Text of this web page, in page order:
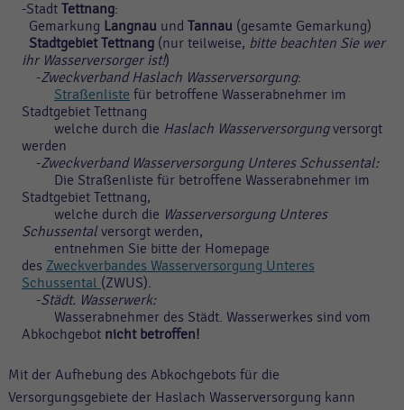
-Stadt Tettnang:
Gemarkung Langnau und Tannau (gesamte Gemarkung)
Stadtgebiet Tettnang(nur teilweise, bitte beachten Sie wer
ihr Wasserversorger ist!)
-Zweckverband Haslach Wasserversorgung:
Straßenliste für betroffene Wasserabnehmer im
Stadtgebiet Tettnang
welche durch die Haslach Wasserversorgungversorgt
werden
-Zweckverband Wasserversorgung Unteres Schussental:
Die Straßenliste für betroffene Wasserabnehmer im
Stadtgebiet Tettnang,
welche durch die Wasserversorgung Unteres
Schussental versorgt werden,
entnehmen Sie bitte der Homepage
des Zweckverbandes Wasserversorgung Unteres
Schussental (ZWUS).
-Städt. Wasserwerk:
Wasserabnehmer des Städt. Wasserwerkes sind vom
Abkochgebot nicht betroffen!
Mit der Aufhebung des Abkochgebots für die
Versorgungsgebiete der Haslach Wasserversorgung kann